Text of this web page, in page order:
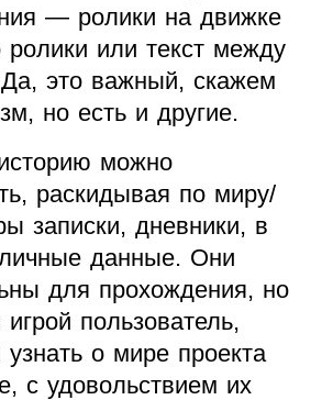
— ролики на движке
ролики или текст между
это важный, скажем
но есть и другие.
можно
раскидывая по миру/
записки, дневники, в
данные. Они
для прохождения, но
пользователь,
о мире проекта
с удовольствием их